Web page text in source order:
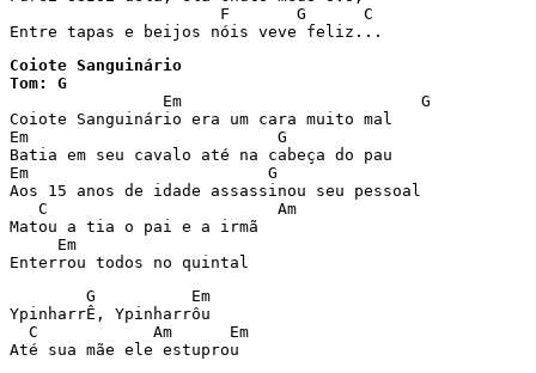
                      F       G      C
Entre tapas e beijos nóis veve feliz...
Coiote Sanguinário
Tom: G
Coiote Sanguinário era um cara muito mal
Em                          G
Batia em seu cavalo até na cabeça do pau
Em                         G
Aos 15 anos de idade assassinou seu pessoal
   C                        Am
Matou a tia o pai e a irmã
     Em
Enterrou todos no quintal
        G          Em
YpinharrÊ, Ypinharrôu
  C            Am      Em
Até sua mãe ele estuprou